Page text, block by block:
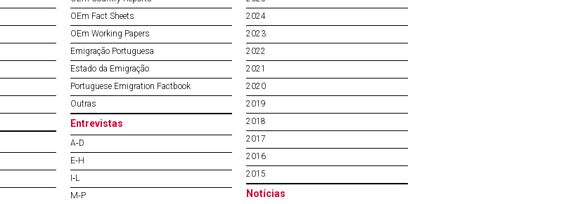
OEm Fact Sheets
OEm Working Papers
Emigração Portuguesa
Estado da Emigração
Portuguese Emigration Factbook
Outras
Entrevistas
A‐D
E‐H
I‐L
M‐P
2024
2023
2022
2021
2020
2019
2018
2017
2016
2015
Notícias